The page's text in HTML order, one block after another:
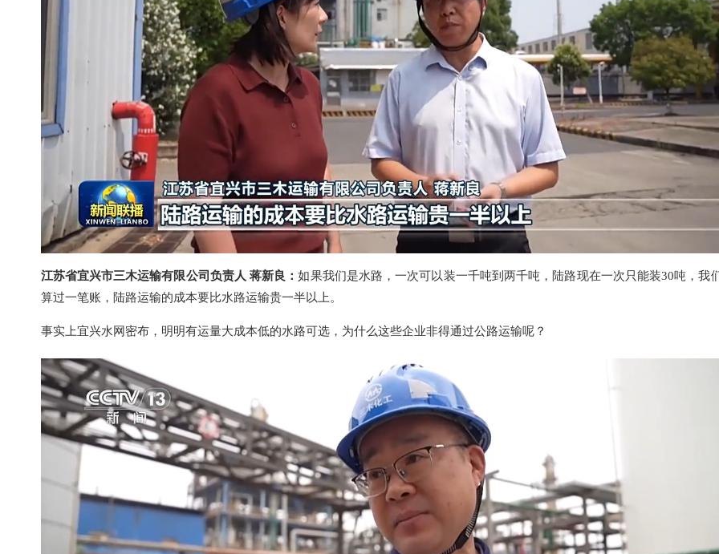
江苏省宜兴市三木运输有限公司负责人 蒋新良 ：如果我们是水路，一次可以装一千吨到两千吨，陆路现在一次只能装30吨，我
算过一笔账，陆路运输的成本要比水路运输贵一半以上。
事实上宜兴水网密布，明明有运量大成本低的水路可选，为什么这些企业非得通过公路运输呢？